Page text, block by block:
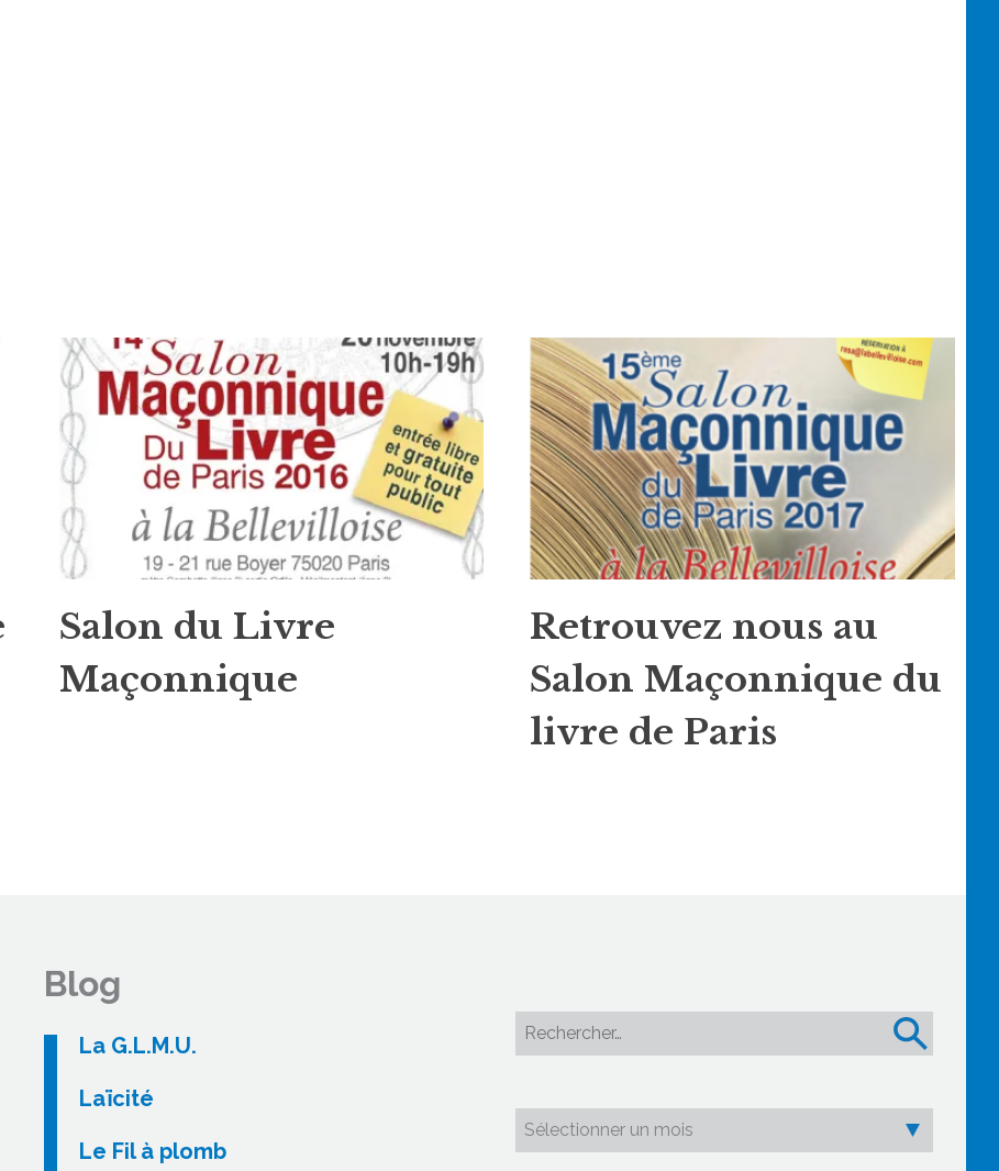
Salon du Livre
Maçonnique
Retrouvez nous au
Salon Maçonnique du
livre de Paris
Blog
La G.L.M.U.
Laïcité
Le Fil à plomb
Rechercher :